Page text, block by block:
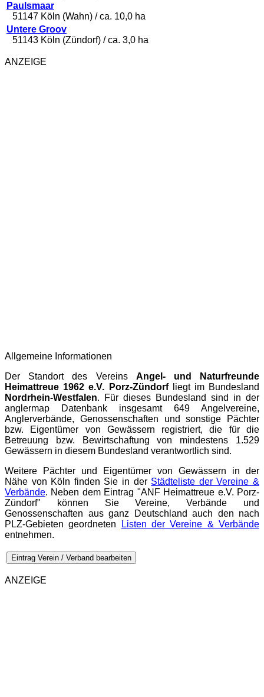
Paulsmaar
51147 Köln (Wahn) / ca. 10,0 ha
Untere Groov
51143 Köln (Zündorf) / ca. 3,0 ha
ANZEIGE
Allgemeine Informationen
Der Standort des Vereins Angel- und Naturfreunde
Heimattreue 1962 e.V. Porz-Zündorfliegt im Bundesland
Nordrhein-Westfalen. Für dieses Bundesland sind in der
anglermap Datenbank insgesamt 649 Angelvereine,
Anglerverbände, Genossenschaften und sonstige Pächter
bzw. Eigentümer von Gewässern registriert, die für die
Betreuung bzw. Bewirtschaftung von mindestens 1.529
Gewässern in diesem Bundesland verantwortlich sind.
Weitere Pächter und Eigentümer von Gewässern in der
Nähe von Köln finden Sie in der Städteliste der Vereine &
Verbände. Neben dem Eintrag "ANF Heimattreue e.V. Porz-
Zündorf" können Sie Vereine, Verbände und
Genossenschaften aus ganz Deutschland auch den nach
PLZ-Gebieten geordneten
Listen der Vereine & Verbände
entnehmen.
Eintrag Verein / Verband bearbeiten
ANZEIGE